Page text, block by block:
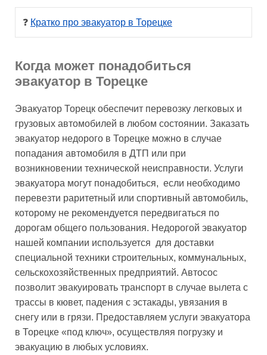
❓ Кратко про эвакуатор в Торецке
Когда может понадобиться
эвакуатор в Торецке
Эвакуатор Торецк обеспечит перевозку легковых и
грузовых автомобилей в любом состоянии. Заказать
эвакуатор недорого в Торецке можно в случае
попадания автомобиля в ДТП или при
возникновении технической неисправности. Услуги
эвакуатора могут понадобиться, если необходимо
перевезти раритетный или спортивный автомобиль,
которому не рекомендуется передвигаться по
дорогам общего пользования. Недорогой эвакуатор
нашей компании используется для доставки
специальной техники строительных, коммунальных,
сельскохозяйственных предприятий. Автосос
позволит эвакуировать транспорт в случае вылета с
трассы в кювет, падения с эстакады, увязания в
снегу или в грязи. Предоставляем услуги эвакуатора
в Торецке «под ключ», осуществляя погрузку и
эвакуацию в любых условиях.